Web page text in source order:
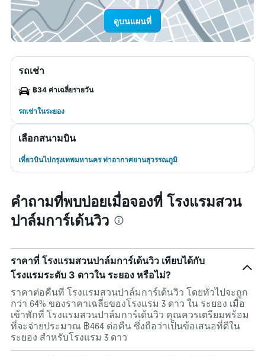
ดูบนแผนที่
รถเช่า
฿34 ค่าเฉลี่ยรายวัน
รถเช่าในระยอง
เลือกสนามบิน
เที่ยวบินไปกรุงเทพมหานคร ท่าอากาศยานสุวรรณภูมิ
คำถามที่พบบ่อยเมื่อจองที่ โรงแรมสวน
ปาล์มการ์เด้นวิว
ราคาที่ โรงแรมสวนปาล์มการ์เด้นวิว เทียบได้กับ
โรงแรมระดับ 3 ดาวใน ระยอง หรือไม่?
ราคาต่อคืนที่ โรงแรมสวนปาล์มการ์เด้นวิว โดยทั่วไปจะถูก
กว่า 64% ของราคาเฉลี่ยของโรงแรม 3 ดาว ใน ระยอง เมื่อ
เข้าพักที่ โรงแรมสวนปาล์มการ์เด้นวิว คุณควรเตรียมพร้อม
ที่จะจ่ายประมาณ ฿464 ต่อคืน ซึ่งถือว่าเป็นข้อเสนอที่ดีใน
ระยอง สำหรับโรงแรม 3 ดาว